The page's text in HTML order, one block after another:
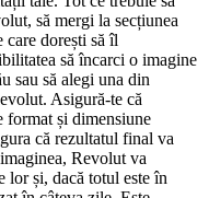
să mergi la secțiunea
care dorești să îl
să încarci o imagine
sau să alegi una din
Asigură-te că
format și dimensiune
că rezultatul final va
Revolut va
și, dacă totul este în